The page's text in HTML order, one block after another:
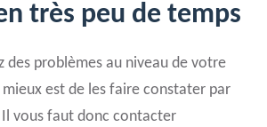
très peu de temps
des problèmes au niveau de votre
est de les faire constater par
vous faut donc contacter